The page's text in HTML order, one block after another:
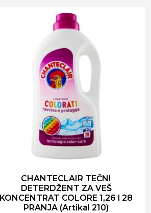
CHANTECLAIR TEČNI
DETERDŽENT ZA VEŠ
KONCENTRAT COLORE 1,26 l 28
PRANJA (Artikal 210)